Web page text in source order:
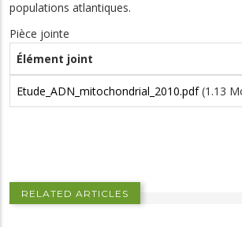
populations atlantiques.
Pièce jointe
Élément joint
Etude_ADN_mitochondrial_2010.pdf (1.13
RELATED ARTICLES